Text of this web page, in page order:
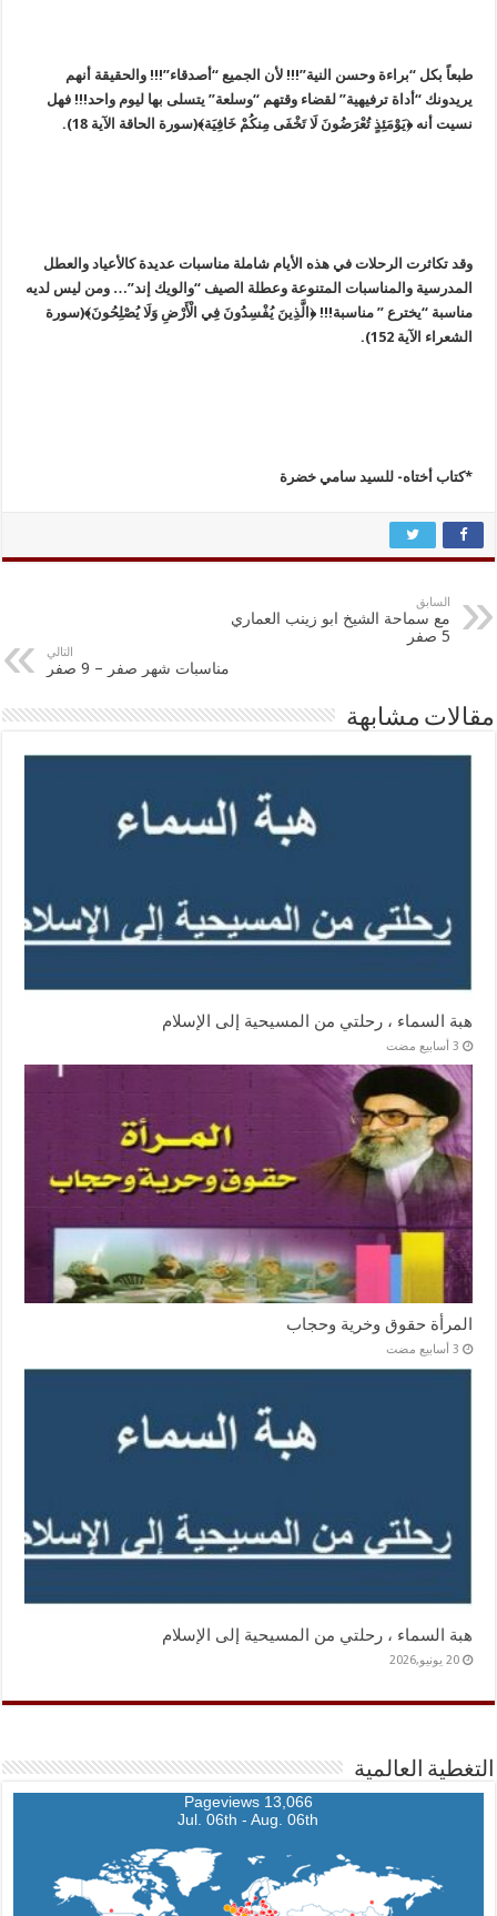
طبعاً بكل “براءة وحسن النية”!!! لأن الجميع “أصدقاء”!!! والحقيقة أنهم
يريدونك “أداة ترفيهية” لقضاء وقتهم “وسلعة” يتسلى بها ليوم واحد!!! فهل
نسيت أنه ﴿يَوْمَئِذٍ تُعْرَضُونَ لَا تَخْفَى مِنكُمْ خَافِيَة﴾(سورة الحاقة الآية 18).
وقد تكاثرت الرحلات في هذه الأيام شاملة مناسبات عديدة كالأعياد والعطل
المدرسية والمناسبات المتنوعة وعطلة الصيف “والويك إند”… ومن ليس لديه
مناسبة “يخترع ” مناسبة!!! ﴿الَّذِينَ يُفْسِدُونَ فِي الْأَرْضِ وَلَا يُصْلِحُونَ﴾(سورة
الشعراء الآية 152).
*كتاب أختاه- للسيد سامي خضرة
السابق
مع سماحة الشيخ ابو زينب العماري
5 صفر
التالي
مناسبات شهر صفر – 9 صفر
مقالات مشابهة
هبة السماء ، رحلتي من المسيحية إلى الإسلام
المرأة حقوق وخرية وحجاب
هبة السماء ، رحلتي من المسيحية إلى الإسلام
20 يونيو,2026
التغطية العالمية
13,066 Pageviews
Jul. 06th - Aug. 06th